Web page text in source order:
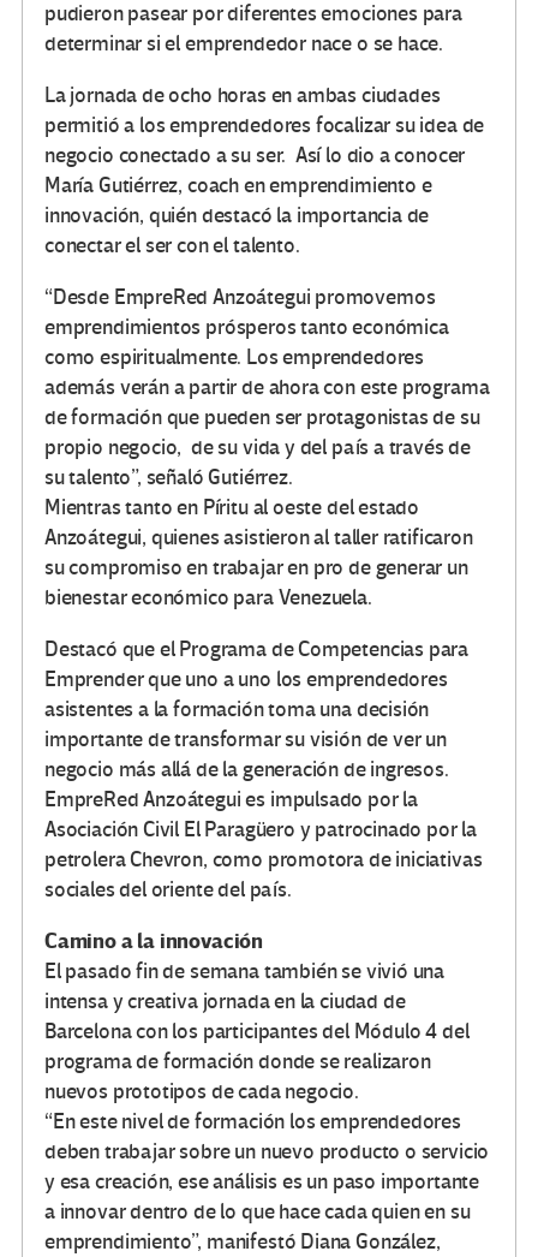
pudieron pasear por diferentes emociones para
determinar si el emprendedor nace o se hace.
La jornada de ocho horas en ambas ciudades
permitió a los emprendedores focalizar su idea de
negocio conectado a su ser. Así lo dio a conocer
María Gutiérrez, coach en emprendimiento e
innovación, quién destacó la importancia de
conectar el ser con el talento.
“Desde EmpreRed Anzoátegui promovemos
emprendimientos prósperos tanto económica
como espiritualmente. Los emprendedores
además verán a partir de ahora con este programa
de formación que pueden ser protagonistas de su
propio negocio, de su vida y del país a través de
su talento”, señaló Gutiérrez.
Mientras tanto en Píritu al oeste del estado
Anzoátegui, quienes asistieron al taller ratificaron
su compromiso en trabajar en pro de generar un
bienestar económico para Venezuela.
Destacó que el Programa de Competencias para
Emprender que uno a uno los emprendedores
asistentes a la formación toma una decisión
importante de transformar su visión de ver un
negocio más allá de la generación de ingresos.
EmpreRed Anzoátegui es impulsado por la
Asociación Civil El Paragüero y patrocinado por la
petrolera Chevron, como promotora de iniciativas
sociales del oriente del país.
Camino a la innovación
El pasado fin de semana también se vivió una
intensa y creativa jornada en la ciudad de
Barcelona con los participantes del Módulo 4 del
programa de formación donde se realizaron
nuevos prototipos de cada negocio.
“En este nivel de formación los emprendedores
deben trabajar sobre un nuevo producto o servicio
y esa creación, ese análisis es un paso importante
a innovar dentro de lo que hace cada quien en su
emprendimiento”, manifestó Diana González,